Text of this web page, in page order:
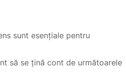
sunt esențiale pentru
să se țină cont de următoarele